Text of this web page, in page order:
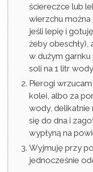
ściereczce lub
wierzchu można
jeśli lepię i
żeby
w dużym
soli na 1 litr
Pierogi
kolei, albo za
wody, delikatnie
się do dna i
wypłyną na
Wyjmuję przy
jednocześnie